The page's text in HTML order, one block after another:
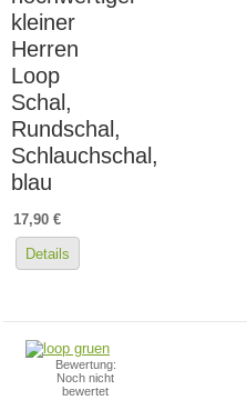
kleiner
Herren
Loop
Schal,
Rundschal,
Schlauchschal,
blau
17,90 €
Details
Bewertung:
Noch nicht
bewertet